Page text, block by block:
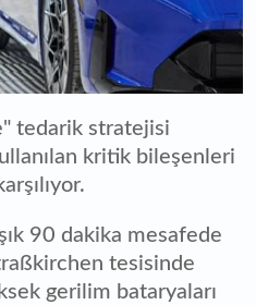
tedarik stratejisi
kritik bileşenleri
90 dakika mesafede
tesisinde
gerilim bataryaları